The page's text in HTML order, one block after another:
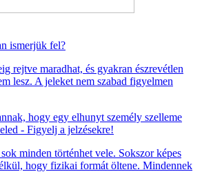
ismerjük fel?
rejtve maradhat, és gyakran észrevétlen
lesz. A jeleket nem szabad figyelmen
hogy egy elhunyt személy szelleme
- Figyelj a jelzésekre!
minden történhet vele. Sokszor képes
hogy fizikai formát öltene. Mindennek